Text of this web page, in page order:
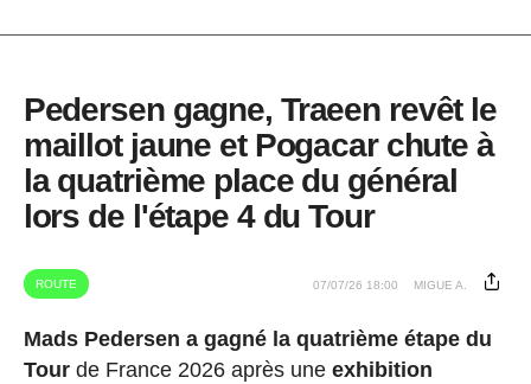
Pedersen gagne, Traeen revêt le
maillot jaune et Pogacar chute à
la quatrième place du général
lors de l'étape 4 du Tour
ROUTE 07/07/26 18:00 MIGUE A.
Mads Pedersen a gagné la quatrième étape du
Tourde France 2026 après une exhibition